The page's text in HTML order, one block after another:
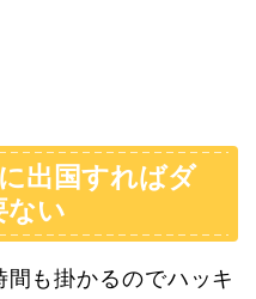
出国すればダ
ない
も掛かるのでハッキ